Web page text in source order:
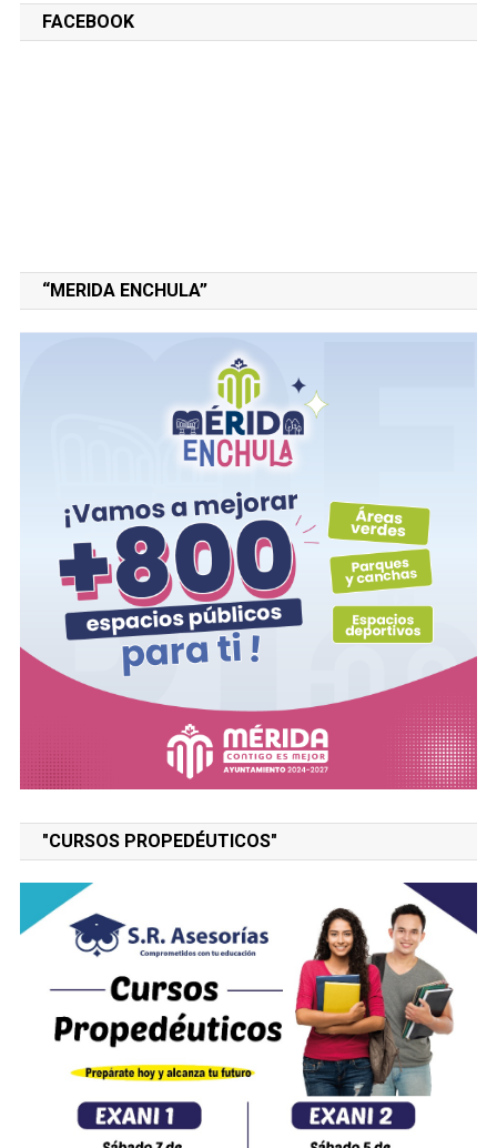
FACEBOOK
“MERIDA ENCHULA”
"CURSOS PROPEDÉUTICOS"